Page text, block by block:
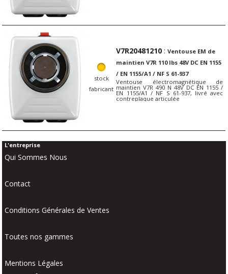
stock
fabricant
V7R20481210 :Ventouse EM de
maintien V7R 110 lbs 48V DC EN 1155
/ EN 1155/A1 / NF S 61-937
Ventouse électromagnétique de
maintien V7R 490 N 48V DC EN 1155 /
EN 1155/A1 / NF S 61-937, livré avec
contreplaque articulée
L'entreprise
Qui Sommes Nous
Contact
Conditions Générales de Ventes
Toutes nos gammes
Mentions Légales